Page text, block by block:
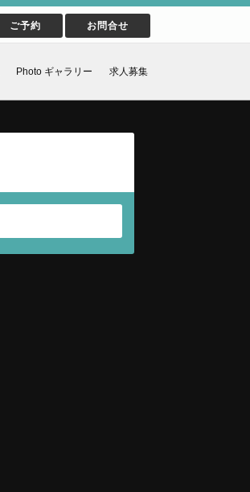
ご予約 お問合せ
求人募集
Photo ギャラリー